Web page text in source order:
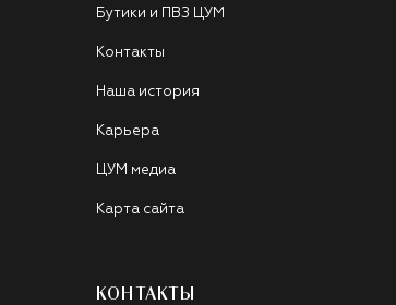
Бутики и ПВЗ ЦУМ
Контакты
Наша история
Карьера
ЦУМ медиа
Карта сайта
КОНТАКТЫ